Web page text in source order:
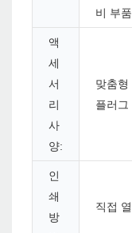
비 부품
액
세
서
리
사
양:
맞춤형
플러그
인
쇄
방
직접 열